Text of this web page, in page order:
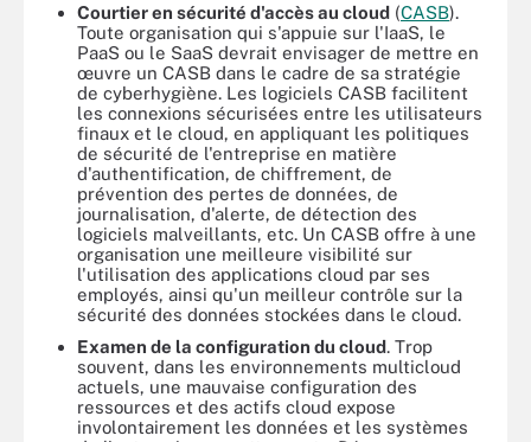
Courtier en sécurité d'accès au cloud (CASB).
Toute organisation qui s'appuie sur l'IaaS, le
PaaS ou le SaaS devrait envisager de mettre en
œuvre un CASB dans le cadre de sa stratégie
de cyberhygiène. Les logiciels CASB facilitent
les connexions sécurisées entre les utilisateurs
finaux et le cloud, en appliquant les politiques
de sécurité de l'entreprise en matière
d'authentification, de chiffrement, de
prévention des pertes de données, de
journalisation, d'alerte, de détection des
logiciels malveillants, etc. Un CASB offre à une
organisation une meilleure visibilité sur
l'utilisation des applications cloud par ses
employés, ainsi qu'un meilleur contrôle sur la
sécurité des données stockées dans le cloud.
Examen de la configuration du cloud. Trop
souvent, dans les environnements multicloud
actuels, une mauvaise configuration des
ressources et des actifs cloud expose
involontairement les données et les systèmes